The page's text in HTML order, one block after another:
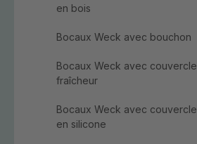
en bois
Bocaux Weck avec bouchon
Bocaux Weck avec couvercle
fraîcheur
Bocaux Weck avec couvercle
en silicone